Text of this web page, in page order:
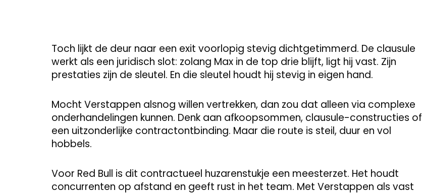
Toch lijkt de deur naar een exit voorlopig stevig dichtgetimmerd. De clausule
werkt als een juridisch slot: zolang Max in de top drie blijft, ligt hij vast. Zijn
prestaties zijn de sleutel. En die sleutel houdt hij stevig in eigen hand.
Mocht Verstappen alsnog willen vertrekken, dan zou dat alleen via complexe
onderhandelingen kunnen. Denk aan afkoopsommen, clausule-constructies of
een uitzonderlijke contractontbinding. Maar die route is steil, duur en vol
hobbels.
Voor Red Bull is dit contractueel huzarenstukje een meesterzet. Het houdt
concurrenten op afstand en geeft rust in het team. Met Verstappen als vast